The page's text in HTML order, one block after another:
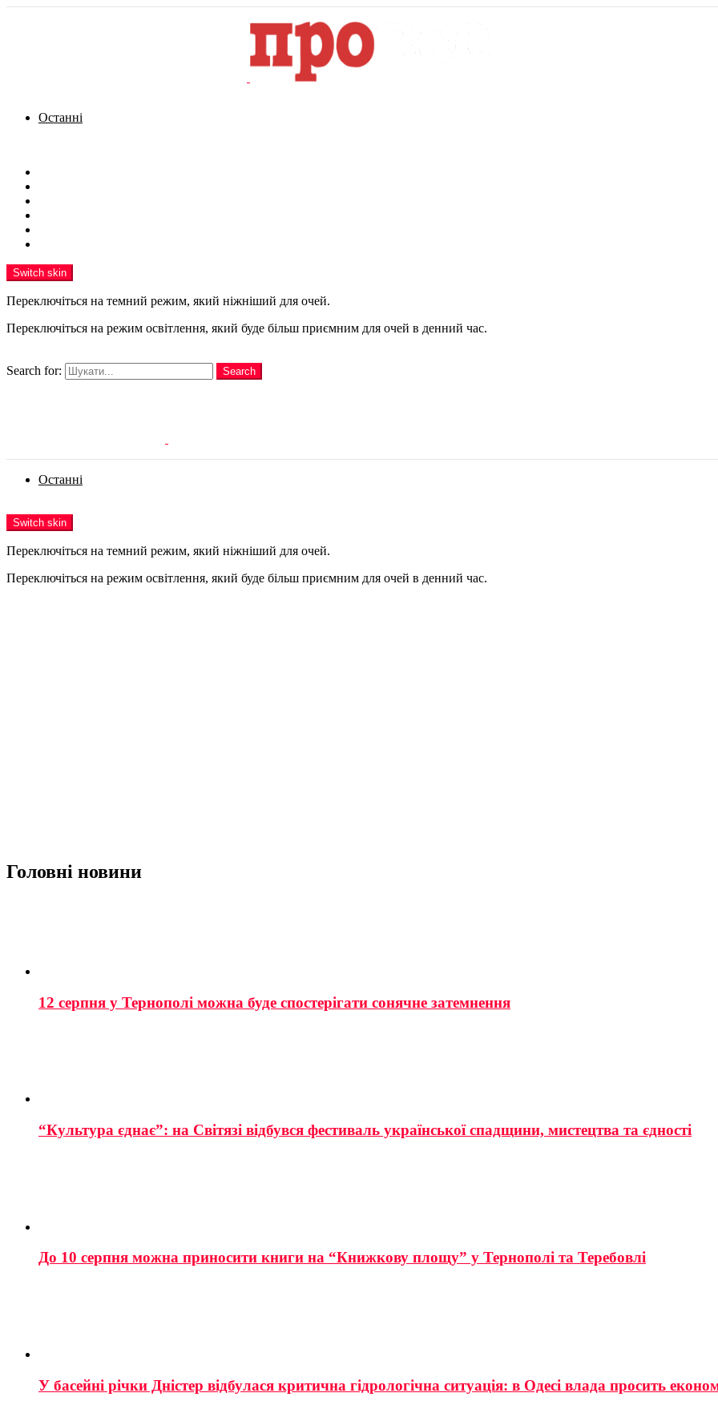
Останні
Switch skin
Переключіться на темний режим, який ніжніший для очей.
Переключіться на режим освітлення, який буде більш приємним для очей в денний час.
Search for:
Search
Останні
Switch skin
Переключіться на темний режим, який ніжніший для очей.
Переключіться на режим освітлення, який буде більш приємним для очей в денний час.
Головні новини
12 серпня у Тернополі можна буде спостерігати сонячне затемнення
“Культура єднає”: на Світязі відбувся фестиваль української спадщини, мистецтва та єдності
До 10 серпня можна приносити книги на “Книжкову площу” у Тернополі та Теребовлі
У басейні річки Дністер відбулася критична гідрологічна ситуація: в Одесі влада просить